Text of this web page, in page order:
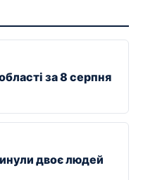
за 8 серпня
двоє людей